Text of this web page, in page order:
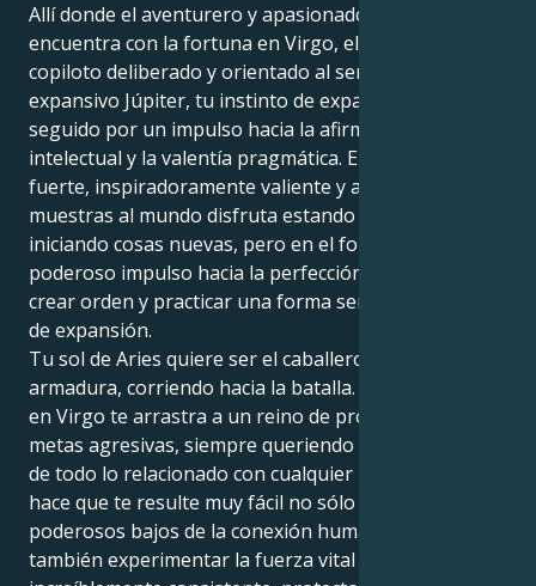
Allí donde el aventurero y apasionado sol de Aries se
encuentra con la fortuna en Virgo, el mundo del
copiloto deliberado y orientado al servicio del
expansivo Júpiter, tu instinto de expansión es
seguido por un impulso hacia la afirmación
intelectual y la valentía pragmática. El individuo
fuerte, inspiradoramente valiente y agresivo que
muestras al mundo disfruta estando al frente e
iniciando cosas nuevas, pero en el fondo existe un
poderoso impulso hacia la perfección que te motiva a
crear orden y practicar una forma sensata y estable
de expansión.
Tu sol de Aries quiere ser el caballero de brillante
armadura, corriendo hacia la batalla. Pero tu Júpiter
en Virgo te arrastra a un reino de profunda pasión,
metas agresivas, siempre queriendo llegar a la raíz
de todo lo relacionado con cualquier persona. Esto
hace que te resulte muy fácil no sólo comprender los
poderosos bajos de la conexión humana, sino
también experimentar la fuerza vital de una forma